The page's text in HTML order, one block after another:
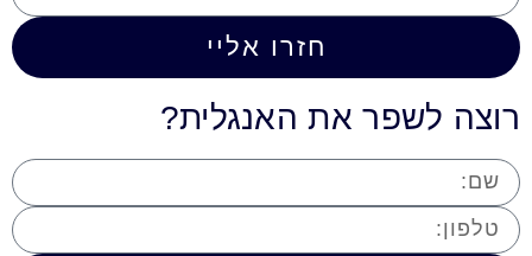
חזרו אליי
רוצה לשפר את האנגלית?